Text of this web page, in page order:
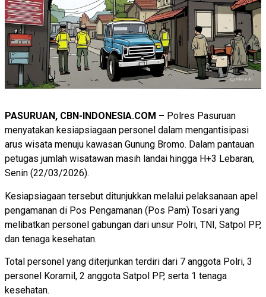
PASURUAN, CBN-INDONESIA.COM – Polres Pasuruan
menyatakan kesiapsiagaan personel dalam mengantisipasi
arus wisata menuju kawasan Gunung Bromo. Dalam pantauan
petugas jumlah wisatawan masih landai hingga H+3 Lebaran,
Senin (22/03/2026).
Kesiapsiagaan tersebut ditunjukkan melalui pelaksanaan apel
pengamanan di Pos Pengamanan (Pos Pam) Tosari yang
melibatkan personel gabungan dari unsur Polri, TNI, Satpol PP,
dan tenaga kesehatan.
Total personel yang diterjunkan terdiri dari 7 anggota Polri, 3
personel Koramil, 2 anggota Satpol PP, serta 1 tenaga
kesehatan.